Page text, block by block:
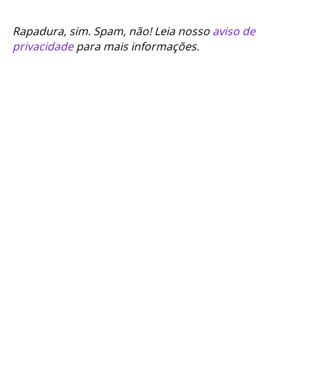
Rapadura, sim. Spam, não! Leia nosso aviso de
privacidadepara mais informações.